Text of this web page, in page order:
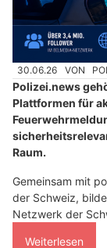
30.06.26 VON
Polizei.news
Plattformen für
Raum.
Gemeinsam mit
der Schweiz,
Netzwerk der
Weiterlesen